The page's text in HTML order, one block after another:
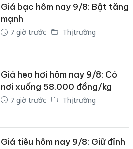
Giá bạc hôm nay 9/8: Bật tăng
mạnh
7 giờ trước Thị trường
Giá heo hơi hôm nay 9/8: Có
nơi xuống 58.000 đồng/kg
7 giờ trước Thị trường
Giá tiêu hôm nay 9/8: Giữ đỉnh